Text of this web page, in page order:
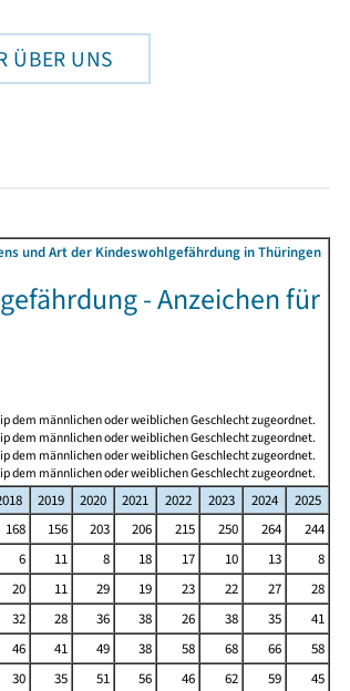
ÜBER UNS
und Art der Kindeswohlgefährdung in Thüringen
- Anzeichen für
dem männlichen oder weiblichen Geschlecht zugeordnet.
dem männlichen oder weiblichen Geschlecht zugeordnet.
dem männlichen oder weiblichen Geschlecht zugeordnet.
dem männlichen oder weiblichen Geschlecht zugeordnet.
2019 2020 2021 2022 2023 2024
2025
168 156 203 206 215 250 264
244
6 11 8 18 17 10 13
8
20 11 29 19 23 22 27
28
32 28 36 38 26 38 35
41
46 41 49 38 58 68 66
58
30 35 51 56 46 62 59
45